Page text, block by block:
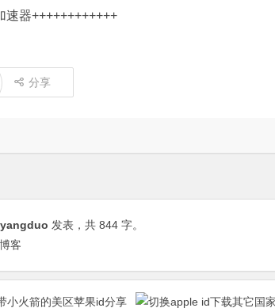
速器++++++++++++
分享
yangduo 发表，共 844 字。
客